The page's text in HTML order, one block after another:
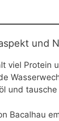
und
viel Protein
und
Bacalhau